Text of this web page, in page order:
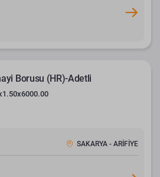
Borusu (HR)-Adetli
SAKARYA - ARİFİYE